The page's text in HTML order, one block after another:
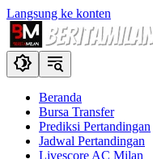
Langsung ke konten
Beranda
Bursa Transfer
Prediksi Pertandingan
Jadwal Pertandingan
Livescore AC Milan